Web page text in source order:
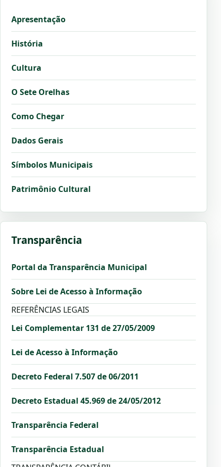
Apresentação
História
Cultura
O Sete Orelhas
Como Chegar
Dados Gerais
Símbolos Municipais
Patrimônio Cultural
Transparência
Portal da Transparência Municipal
Sobre Lei de Acesso à Informação
REFERÊNCIAS LEGAIS
Lei Complementar 131 de 27/05/2009
Lei de Acesso à Informação
Decreto Federal 7.507 de 06/2011
Decreto Estadual 45.969 de 24/05/2012
Transparência Federal
Transparência Estadual